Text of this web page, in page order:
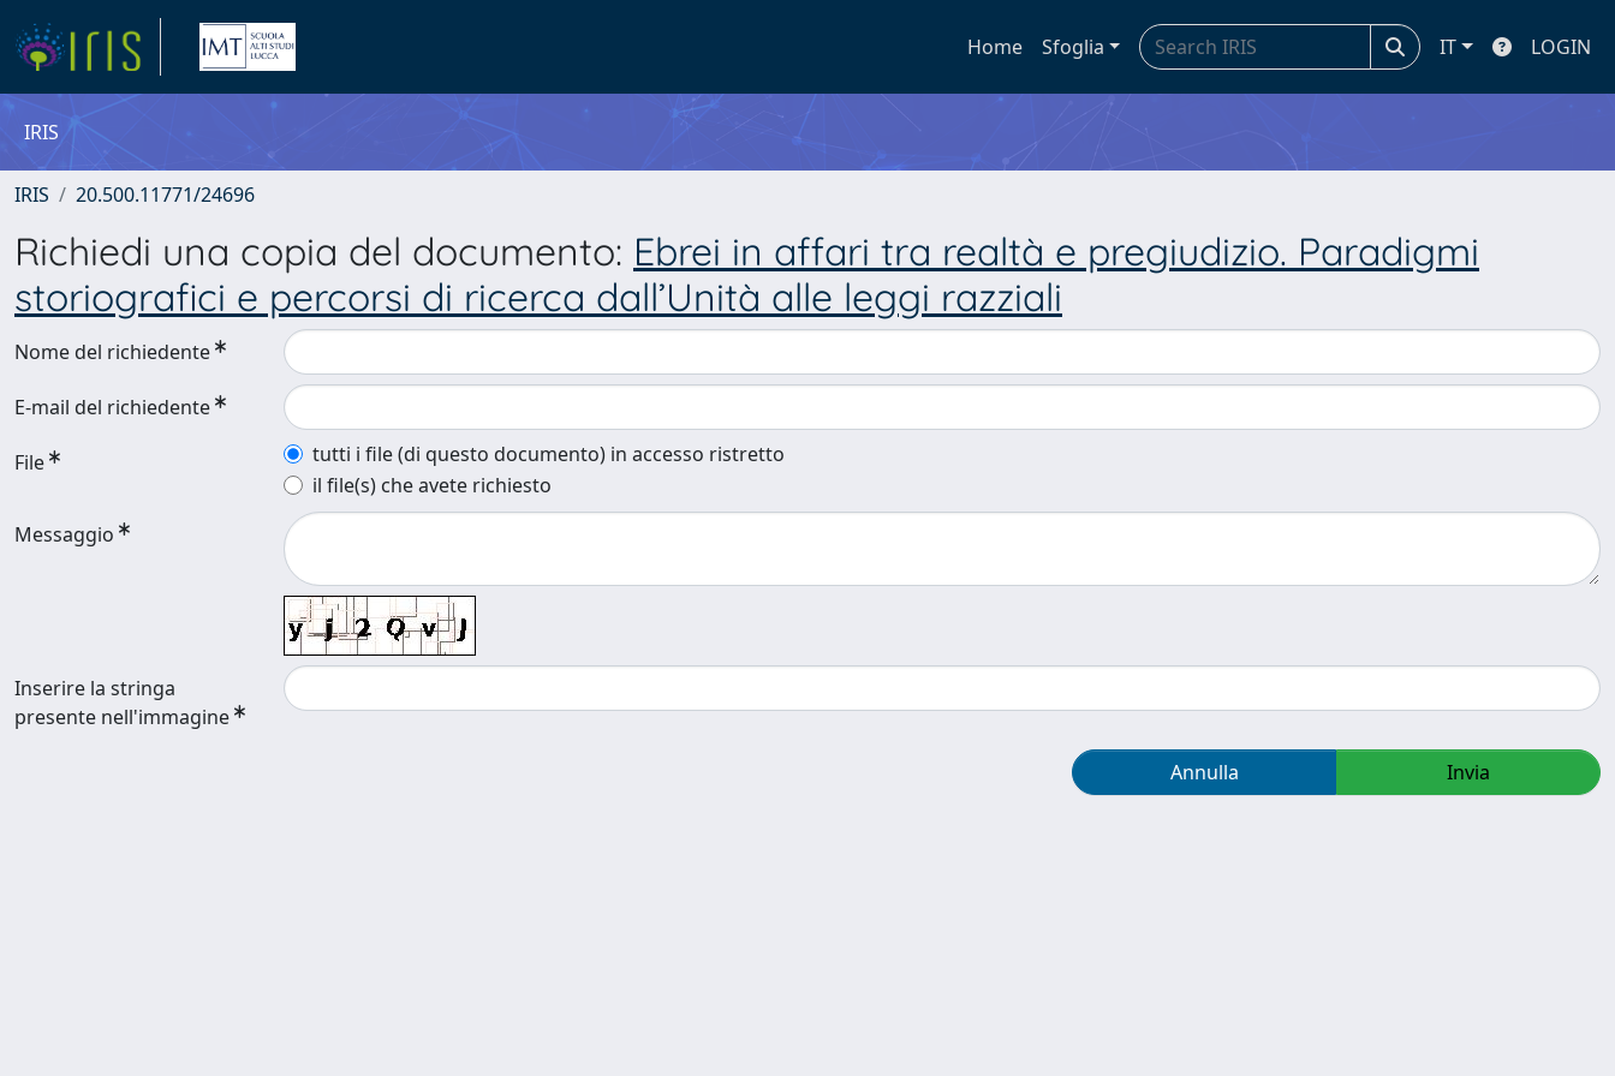
Home Sfoglia IT LOGIN
IRIS
IRIS 20.500.11771/24696
Richiedi una copia del documento: Ebrei in affari tra realtà e pregiudizio. Paradigmi
storiografici e percorsi di ricerca dall’Unità alle leggi razziali
Nome del richiedente
E-mail del richiedente
File
tutti i file (di questo documento) in accesso ristretto
il file(s) che avete richiesto
Messaggio
Inserire la stringa
presente nell'immagine
Annulla Invia